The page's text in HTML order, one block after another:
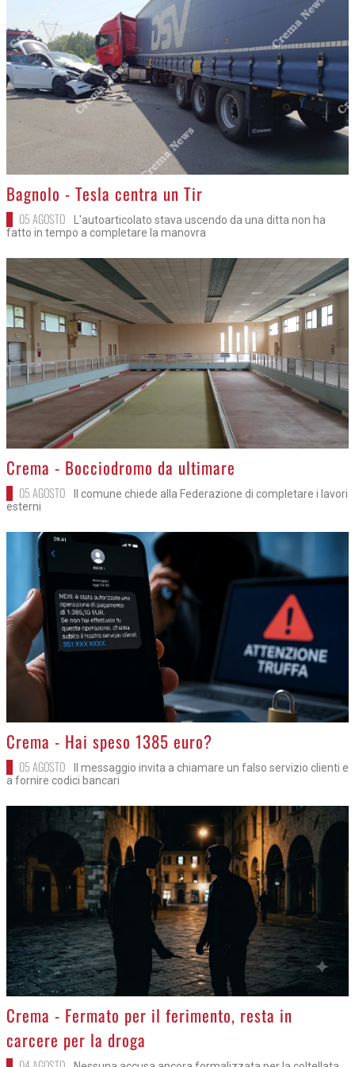
>
Bagnolo - Tesla centra un Tir
05 AGOSTO
L'autoarticolato stava uscendo da una ditta non ha
fatto in tempo a completare la manovra
>
Crema - Bocciodromo da ultimare
05 AGOSTO
Il comune chiede alla Federazione di completare i lavori
esterni
>
Crema - Hai speso 1385 euro?
05 AGOSTO
Il messaggio invita a chiamare un falso servizio clienti e
a fornire codici bancari
>
Crema - Fermato per il ferimento, resta in
carcere per la droga